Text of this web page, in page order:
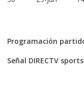
Programación
Señal DIRECTV sports